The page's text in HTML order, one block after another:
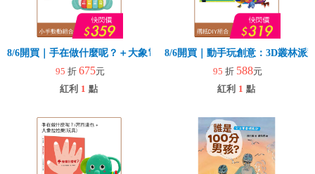
8/6開買｜手在做什麼呢？＋大象電子琴
95 折 675元
紅利 1 點
8/6開買｜動手玩創意：3D叢林派
95 折 588元
紅利 1 點